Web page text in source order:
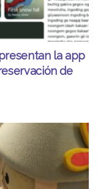
la app
de